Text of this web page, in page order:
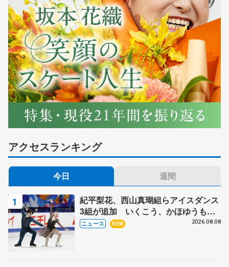
アクセスランキング
今日 週間
紀平梨花、西山真瑚組らアイスダンス
3組が追加 いくこう、かほゆうも、
木下グループ杯
ニュース NEW 2026.08.08